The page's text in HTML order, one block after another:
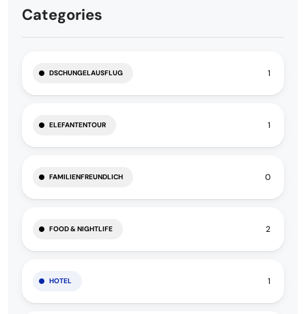
Categories
DSCHUNGELAUSFLUG 1
ELEFANTENTOUR 1
FAMILIENFREUNDLICH 0
FOOD & NIGHTLIFE 2
HOTEL 1